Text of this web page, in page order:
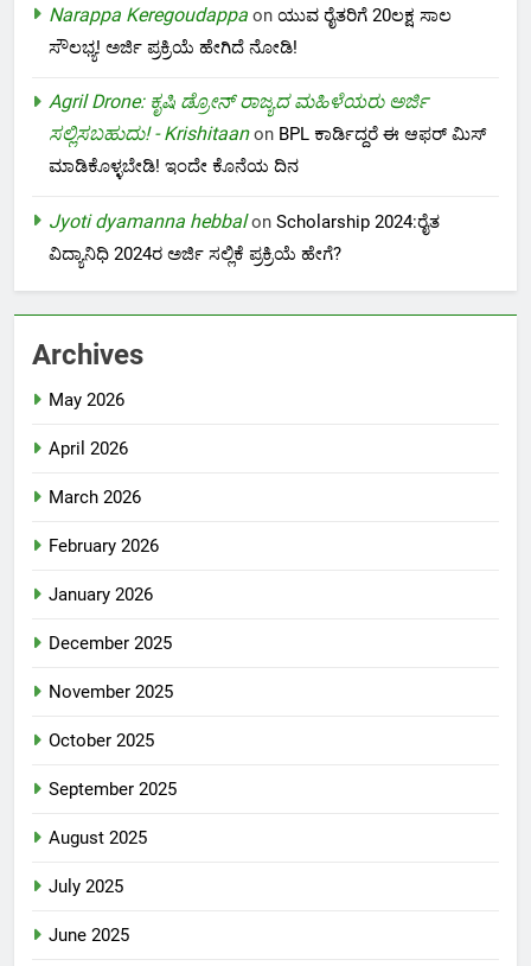
Narappa Keregoudappa on ಯುವ ರೈತರಿಗೆ 20ಲಕ್ಷ ಸಾಲ
ಸೌಲಭ್ಯ! ಅರ್ಜಿ ಪ್ರಕ್ರಿಯೆ ಹೇಗಿದೆ ನೋಡಿ!
Agril Drone: ಕೃಷಿ ಡ್ರೋನ್ ರಾಜ್ಯದ ಮಹಿಳೆಯರು ಅರ್ಜಿ
ಸಲ್ಲಿಸಬಹುದು! - Krishitaanon BPL ಕಾರ್ಡಿದ್ದರೆ ಈ ಆಫರ್ ಮಿಸ್
ಮಾಡಿಕೊಳ್ಳಬೇಡಿ! ಇಂದೇ ಕೊನೆಯ ದಿನ
Jyoti dyamanna hebbalon Scholarship 2024:ರೈತ
ವಿದ್ಯಾನಿಧಿ 2024ರ ಅರ್ಜಿ ಸಲ್ಲಿಕೆ ಪ್ರಕ್ರಿಯೆ ಹೇಗೆ?
Archives
May 2026
April 2026
March 2026
February 2026
January 2026
December 2025
November 2025
October 2025
September 2025
August 2025
July 2025
June 2025